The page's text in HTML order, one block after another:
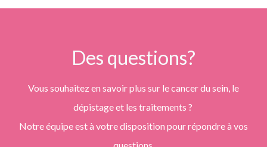
Des questions?
Vous souhaitez en savoir plus sur le cancer du sein, le
dépistage et les traitements ?
Notre équipe est à votre disposition pour répondre à vos